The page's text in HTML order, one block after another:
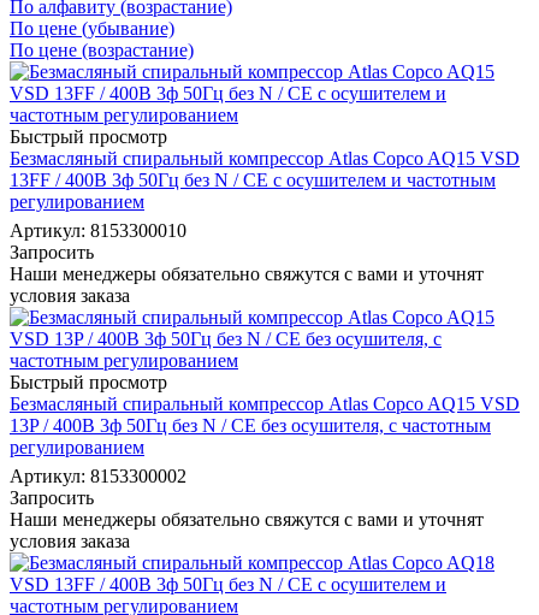
По алфавиту (возрастание)
По цене (убывание)
По цене (возрастание)
Быстрый просмотр
Безмасляный спиральный компрессор Atlas Copco AQ15 VSD
13FF / 400В 3ф 50Гц без N / СЕ с осушителем и частотным
регулированием
Артикул: 8153300010
Запросить
Наши менеджеры обязательно свяжутся с вами и уточнят
условия заказа
Быстрый просмотр
Безмасляный спиральный компрессор Atlas Copco AQ15 VSD
13P / 400В 3ф 50Гц без N / СЕ без осушителя, с частотным
регулированием
Артикул: 8153300002
Запросить
Наши менеджеры обязательно свяжутся с вами и уточнят
условия заказа